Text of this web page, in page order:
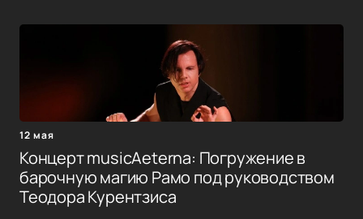
12 мая
Концерт musicAeterna: Погружение в
барочную магию Рамо под руководством
Теодора Курентзиса